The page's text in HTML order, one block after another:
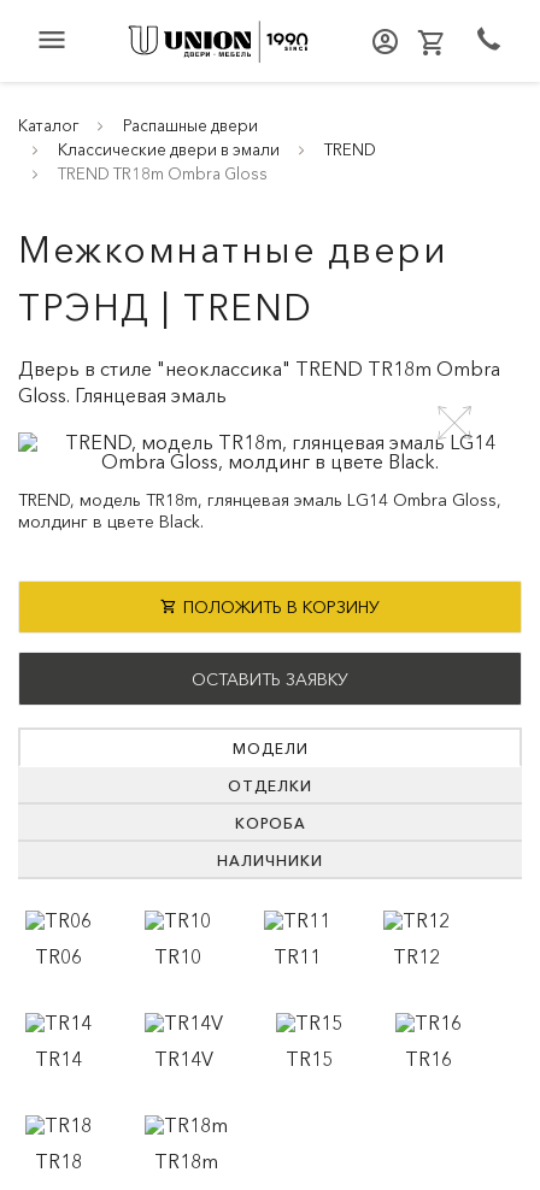
menu
Каталог
Распашные двери
Классические двери в эмали
TREND
TREND TR18m Ombra Gloss
Межкомнатные двери
ТРЭНД | TREND
Дверь в стиле "неоклассика" TREND TR18m Ombra
Gloss. Глянцевая эмаль
TREND, модель TR18m, глянцевая эмаль LG14 Ombra Gloss,
молдинг в цвете Black.
ПОЛОЖИТЬ В КОРЗИНУ
ОСТАВИТЬ ЗАЯВКУ
МОДЕЛИ
ОТДЕЛКИ
КОРОБА
НАЛИЧНИКИ
TR06 TR10 TR11 TR12
TR14 TR14V TR15 TR16
TR18 TR18m